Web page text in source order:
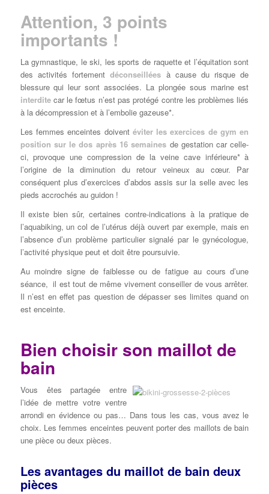
Attention, 3 points
importants !
La gymnastique, le ski, les sports de raquette et l’équitation sont
des activités fortementdéconseillées à cause du risque de
blessure qui leur sont associées. La plongée sous marine est
interditecar le fœtus n’est pas protégé contre les problèmes liés
à la décompression et à l’embolie gazeuse*.
Les femmes enceintes doivent éviter les exercices de gym en
position sur le dos après 16 semaines de gestation car celle-
ci, provoque une compression de la veine cave inférieure* à
l’origine de la diminution du retour veineux au cœur. Par
conséquent plus d’exercices d’abdos assis sur la selle avec les
pieds accrochés au guidon !
Il existe bien sûr, certaines contre-indications à la pratique de
l’aquabiking, un col de l’utérus déjà ouvert par exemple, mais en
l’absence d’un problème particulier signalé par le gynécologue,
l’activité physique peut et doit être poursuivie.
Au moindre signe de faiblesse ou de fatigue au cours d’une
séance, il est tout de même vivement conseiller de vous arrêter.
Il n’est en effet pas question de dépasser ses limites quand on
est enceinte.
Bien choisir son maillot de
bain
Vous êtes partagée entre
l’idée de mettre votre ventre
arrondi en évidence ou pas… Dans tous les cas, vous avez le
choix. Les femmes enceintes peuvent porter des maillots de bain
une pièce ou deux pièces.
Les avantages du maillot de bain deux
pièces